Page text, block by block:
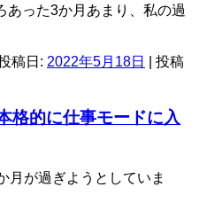
あった3か月あまり、私の過
稿日: 2022年5月18日
投稿
的に仕事モードに入
月が過ぎようとしていま